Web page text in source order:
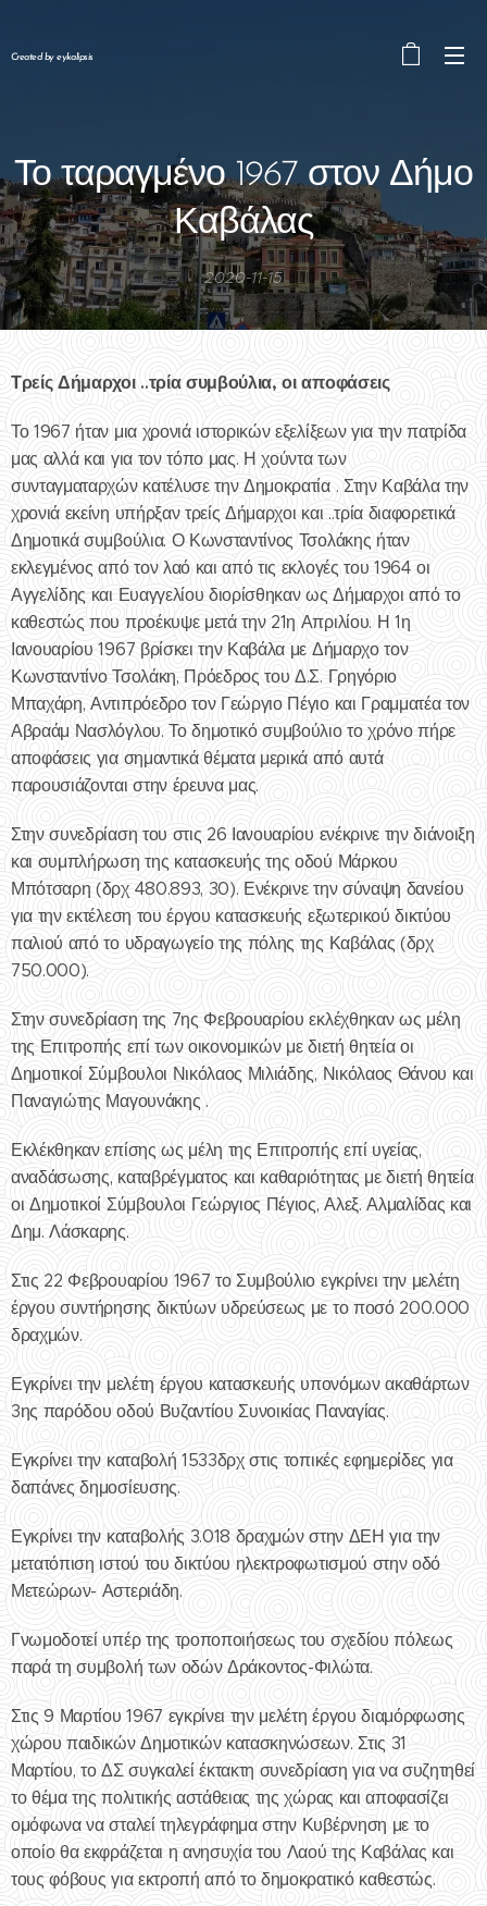
Created by eykalipsis
Το ταραγμένο 1967 στον Δήμο
Καβάλας
2020-11-15
Τρείς Δήμαρχοι ..τρία συμβούλια, οι αποφάσεις
Το 1967 ήταν μια χρονιά ιστορικών εξελίξεων για την πατρίδα
μας αλλά και για τον τόπο μας. Η χούντα των
συνταγματαρχών κατέλυσε την Δημοκρατία . Στην Καβάλα την
χρονιά εκείνη υπήρξαν τρείς Δήμαρχοι και ..τρία διαφορετικά
Δημοτικά συμβούλια. Ο Κωνσταντίνος Τσολάκης ήταν
εκλεγμένος από τον λαό και από τις εκλογές του 1964 οι
Αγγελίδης και Ευαγγελίου διορίσθηκαν ως Δήμαρχοι από το
καθεστώς που προέκυψε μετά την 21η Απριλίου. Η 1η
Ιανουαρίου 1967 βρίσκει την Καβάλα με Δήμαρχο τον
Κωνσταντίνο Τσολάκη, Πρόεδρος του Δ.Σ. Γρηγόριο
Μπαχάρη, Αντιπρόεδρο τον Γεώργιο Πέγιο και Γραμματέα τον
Αβραάμ Νασλόγλου. Το δημοτικό συμβούλιο το χρόνο πήρε
αποφάσεις για σημαντικά θέματα μερικά από αυτά
παρουσιάζονται στην έρευνα μας.
Στην συνεδρίαση του στις 26 Ιανουαρίου ενέκρινε την διάνοιξη
και συμπλήρωση της κατασκευής της οδού Μάρκου
Μπότσαρη (δρχ 480.893, 30). Ενέκρινε την σύναψη δανείου
για την εκτέλεση του έργου κατασκευής εξωτερικού δικτύου
παλιού από το υδραγωγείο της πόλης της Καβάλας (δρχ
750.000).
Στην συνεδρίαση της 7ης Φεβρουαρίου εκλέχθηκαν ως μέλη
της Επιτροπής επί των οικονομικών με διετή θητεία οι
Δημοτικοί Σύμβουλοι Νικόλαος Μιλιάδης, Νικόλαος Θάνου και
Παναγιώτης Μαγουνάκης .
Εκλέκθηκαν επίσης ως μέλη της Επιτροπής επί υγείας,
αναδάσωσης, καταβρέγματος και καθαριότητας με διετή θητεία
οι Δημοτικοί Σύμβουλοι Γεώργιος Πέγιος, Αλεξ. Αλμαλίδας και
Δημ. Λάσκαρης.
Στις 22 Φεβρουαρίου 1967 το Συμβούλιο εγκρίνει την μελέτη
έργου συντήρησης δικτύων υδρεύσεως με το ποσό 200.000
δραχμών.
Εγκρίνει την μελέτη έργου κατασκευής υπονόμων ακαθάρτων
3ης παρόδου οδού Βυζαντίου Συνοικίας Παναγίας.
Εγκρίνει την καταβολή 1533δρχ στις τοπικές εφημερίδες για
δαπάνες δημοσίευσης.
Εγκρίνει την καταβολής 3.018 δραχμών στην ΔΕΗ για την
μετατόπιση ιστού του δικτύου ηλεκτροφωτισμού στην οδό
Μετεώρων- Αστεριάδη.
Γνωμοδοτεί υπέρ της τροποποιήσεως του σχεδίου πόλεως
παρά τη συμβολή των οδών Δράκοντος-Φιλώτα.
Στις 9 Μαρτίου 1967 εγκρίνει την μελέτη έργου διαμόρφωσης
χώρου παιδικών Δημοτικών κατασκηνώσεων. Στις 31
Μαρτίου, το ΔΣ συγκαλεί έκτακτη συνεδρίαση για να συζητηθεί
το θέμα της πολιτικής αστάθειας της χώρας και αποφασίζει
ομόφωνα να σταλεί τηλεγράφημα στην Κυβέρνηση με το
οποίο θα εκφράζεται η ανησυχία του Λαού της Καβάλας και
τους φόβους για εκτροπή από το δημοκρατικό καθεστώς.